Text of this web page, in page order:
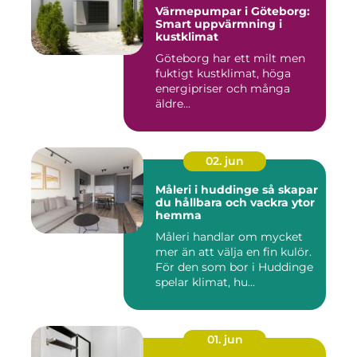
Värmepumpar i Göteborg:
Smart uppvärmning i
kustklimat
Göteborg har ett milt men
fuktigt kustklimat, höga
energipriser och många
äldre...
02. jun
Måleri i huddinge så skapar
du hållbara och vackra ytor
hemma
Måleri handlar om mycket
mer än att välja en fin kulör.
För den som bor i Huddinge
spelar klimat, hu...
01. jun